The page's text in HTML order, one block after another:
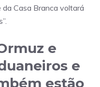
Casa Branca voltará
e
e
estão